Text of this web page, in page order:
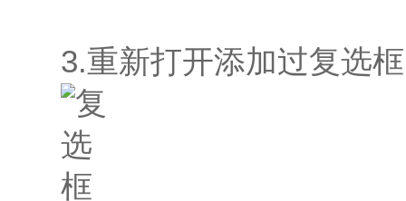
3.重新打开添加过复选